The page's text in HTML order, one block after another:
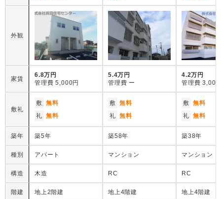
外観
家賃
6.8万円
管理費 5,000円
5.4万円
管理費 ー
4.2万円
管理費 3,000
敷礼
敷 無料
礼 無料
敷 無料
礼 無料
敷 無料
礼 無料
築年 築5年 築58年 築38年
種別 アパート マンション マンション
構造 木造 RC RC
階建 地上2階建 地上4階建 地上4階建